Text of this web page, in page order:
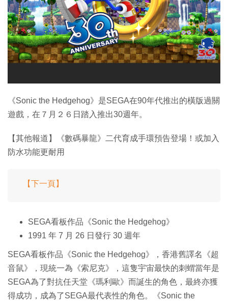
生成式AI與雲端應用
Enterprise Digital Transformation
特集
《Sonic the Hedgehog》是SEGA在90年代推出的橫版過關
遊戲，在７月２６日踏入推出30週年。
【其他報道】《數碼暴龍》二代育成手環預告登場！或加入
防水功能更耐用
【下一頁】
SEGA看板作品《Sonic the Hedgehog》
1991 年 7 月 26 日發行 30 週年
SEGA看板作品《Sonic the Hedgehog》，香港舊譯名《超
音鼠》，現統一為《索尼克》，這隻宇宙最快的刺蝟當年是
SEGA為了對抗任天堂《瑪利歐》而誕生的角色，最終亦獲
得成功，成為了SEGA最代表性的角色。《Sonic the